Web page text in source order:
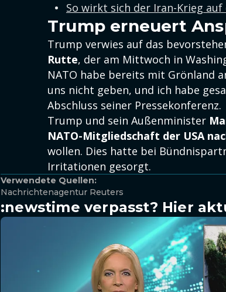
So wirkt sich der Iran-Krieg
Trump erneuert
Trump verwies auf das
Rutte, der am Mittwoch in
NATO habe bereits mit Grönland
uns nicht geben, und ich habe
Abschluss seiner Pressekonferenz.
Trump und sein Außenminister
NATO-Mitgliedschaft der USA
wollen. Dies hatte bei
Irritationen gesorgt.
Verwendete Quellen:
Nachrichtenagentur Reuters
:newstime verpasst? Hier